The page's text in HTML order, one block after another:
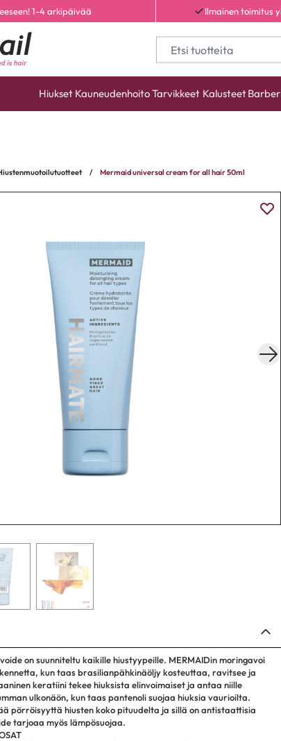
1-4 arkipäivää Ilmainen toimitus
Hiukset KauneudenhoitoTarvikkeet KalusteetBarber
/ Mermaid universal cream for all hair 50ml
on suunniteltu kaikille hiustyypeille. MERMAIDin moringavoi
kun taas brasilianpähkinäöljy kosteuttaa, ravitsee ja
keratiini tekee hiuksista elinvoimaiset ja antaa niille
ulkonäön, kun taas pantenoli suojaa hiuksia vaurioilta.
pörröisyyttä hiusten koko pituudelta ja sillä on antistaattisia
tarjoaa myös lämpösuojaa.